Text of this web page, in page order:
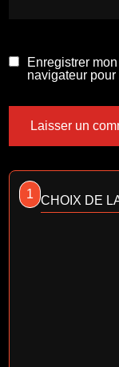
Enregistrer
navigateur
1 CHOIX DE